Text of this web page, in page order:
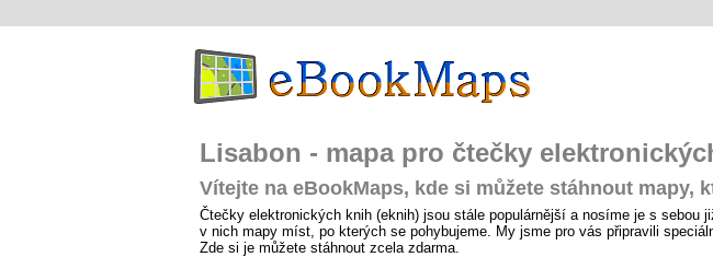
Lisabon - mapa pro čtečky
Vítejte na eBookMaps, kde si můžete stáhnout mapy,
Čtečky elektronických knih (eknih) jsou stále populárnější a nosíme je s sebou
v nich mapy míst, po kterých se pohybujeme. My jsme pro vás připravili
Zde si je můžete stáhnout zcela zdarma.